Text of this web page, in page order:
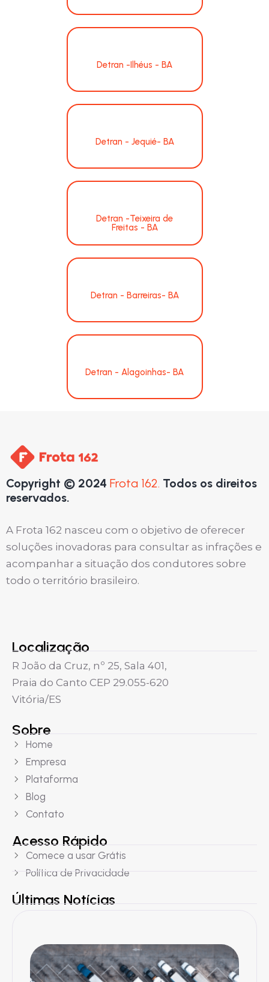
Detran -Ilhéus - BA
Detran - Jequié- BA
Detran -Teixeira de
Freitas - BA
Detran - Barreiras- BA
Detran - Alagoinhas- BA
Copyright © 2024 Frota 162. Todos os direitos
reservados.
A Frota 162 nasceu com o objetivo de oferecer
soluções inovadoras para consultar as infrações e
acompanhar a situação dos condutores sobre
todo o território brasileiro.
Localização
R João da Cruz, nº 25, Sala 401,
Praia do Canto CEP 29.055-620
Vitória/ES
Sobre
Home
Empresa
Plataforma
Blog
Contato
Acesso Rápido
Comece a usar Grátis
Política de Privacidade
Últimas Notícias